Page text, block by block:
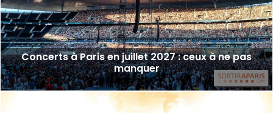
Concerts à Paris en juillet 2027 : ceux à ne pas
manquer